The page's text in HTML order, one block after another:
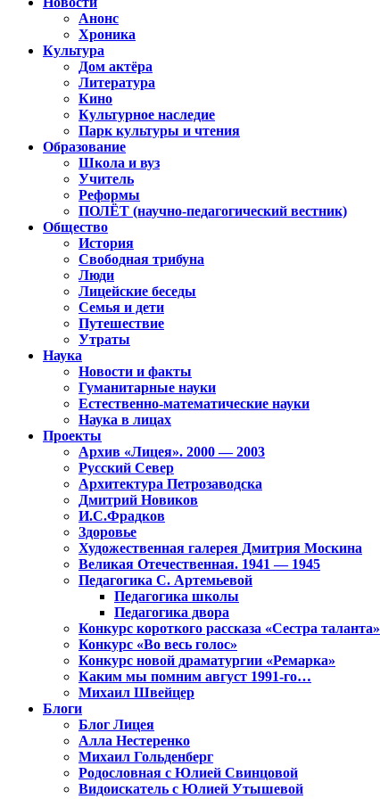
Анонс
Хроника
Культура
Дом актёра
Литература
Кино
Культурное наследие
Парк культуры и чтения
Образование
Школа и вуз
Учитель
Реформы
ПОЛЁТ (научно-педагогический вестник)
Общество
История
Свободная трибуна
Люди
Лицейские беседы
Семья и дети
Путешествие
Утраты
Наука
Новости и факты
Гуманитарные науки
Естественно-математические науки
Наука в лицах
Проекты
Архив «Лицея». 2000 — 2003
Русский Север
Архитектура Петрозаводска
Дмитрий Новиков
И.С.Фрадков
Здоровье
Художественная галерея Дмитрия Москина
Великая Отечественная. 1941 — 1945
Педагогика С. Артемьевой
Педагогика школы
Педагогика двора
Конкурс короткого рассказа «Сестра таланта»
Конкурс «Во весь голос»
Конкурс новой драматургии «Ремарка»
Каким мы помним август 1991-го…
Михаил Швейцер
Блоги
Блог Лицея
Алла Нестеренко
Михаил Гольденберг
Родословная с Юлией Свинцовой
Видоискатель с Юлией Утышевой